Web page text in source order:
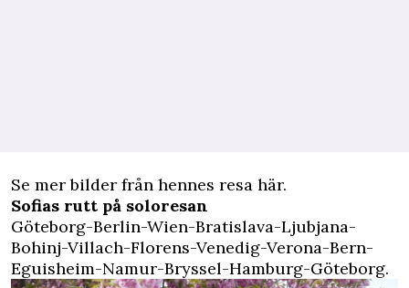
Se mer bilder från hennes resa här.
Sofias rutt på soloresan
Göteborg-Berlin-Wien-Bratislava-Ljubjana-
Bohinj-Villach-Florens-Venedig-Verona-Bern-
Eguisheim-Namur-Bryssel-Hamburg-Göteborg.